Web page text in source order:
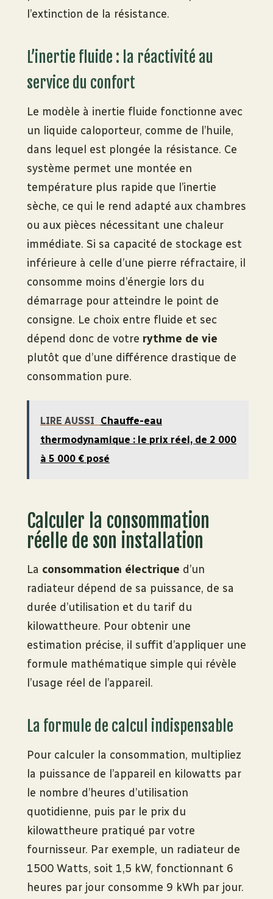
l’extinction de la résistance.
L’inertie fluide : la réactivité au
service du confort
Le modèle à inertie fluide fonctionne avec
un liquide caloporteur, comme de l’huile,
dans lequel est plongée la résistance. Ce
système permet une montée en
température plus rapide que l’inertie
sèche, ce qui le rend adapté aux chambres
ou aux pièces nécessitant une chaleur
immédiate. Si sa capacité de stockage est
inférieure à celle d’une pierre réfractaire, il
consomme moins d’énergie lors du
démarrage pour atteindre le point de
consigne. Le choix entre fluide et sec
dépend donc de votre rythme de vie
plutôt que d’une différence drastique de
consommation pure.
LIRE AUSSI
Chauffe-eau
thermodynamique : le prix réel, de 2 000
à 5 000 € posé
Calculer la consommation
réelle de son installation
La consommation électrique d’un
radiateur dépend de sa puissance, de sa
durée d’utilisation et du tarif du
kilowattheure. Pour obtenir une
estimation précise, il suffit d’appliquer une
formule mathématique simple qui révèle
l’usage réel de l’appareil.
La formule de calcul indispensable
Pour calculer la consommation, multipliez
la puissance de l’appareil en kilowatts par
le nombre d’heures d’utilisation
quotidienne, puis par le prix du
kilowattheure pratiqué par votre
fournisseur. Par exemple, un radiateur de
1500 Watts, soit 1,5 kW, fonctionnant 6
heures par jour consomme 9 kWh par jour.